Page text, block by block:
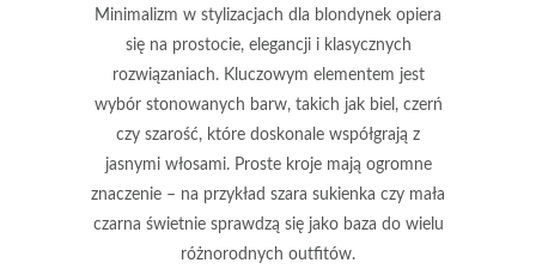
Minimalizm w stylizacjach dla blondynek opiera
się na prostocie, elegancji i klasycznych
rozwiązaniach. Kluczowym elementem jest
wybór stonowanych barw, takich jak biel , czerń
czy szarość, które doskonale współgrają z
jasnymi włosami. Proste kroje mają ogromne
znaczenie – na przykład szara sukienka czy mała
czarna świetnie sprawdzą się jako baza do wielu
różnorodnych outfitów.